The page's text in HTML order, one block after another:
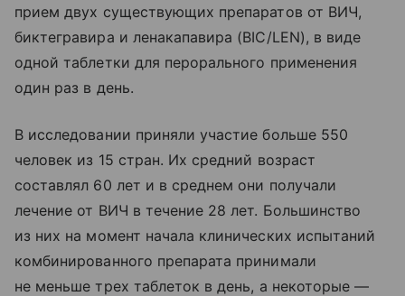
прием двух существующих препаратов от ВИЧ,
биктегравира и ленакапавира (BIC/LEN), в виде
одной таблетки для перорального применения
один раз в день.
В исследовании приняли участие больше 550
человек из 15 стран. Их средний возраст
составлял 60 лет и в среднем они получали
лечение от ВИЧ в течение 28 лет. Большинство
из них на момент начала клинических испытаний
комбинированного препарата принимали
не меньше трех таблеток в день, а некоторые —